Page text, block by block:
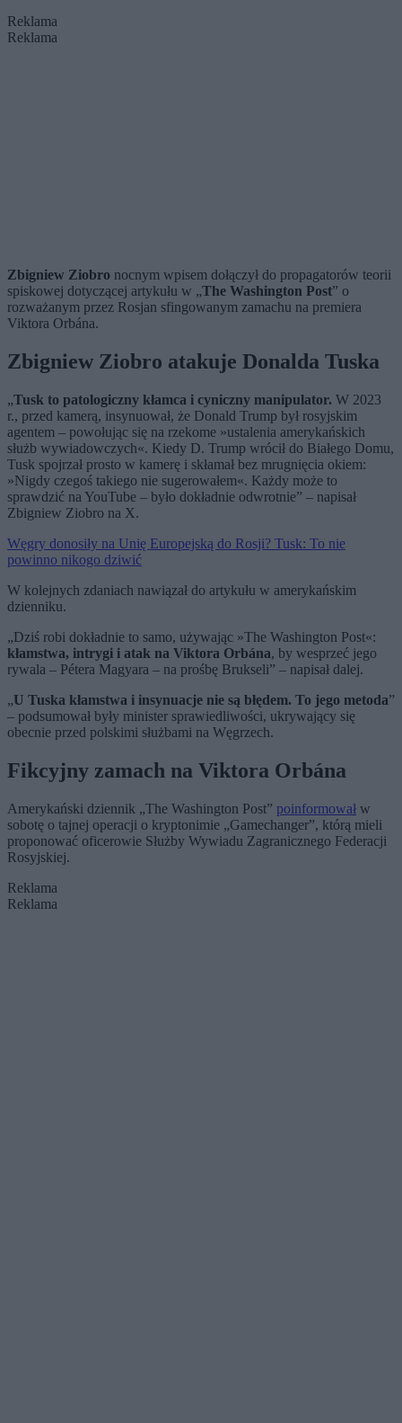
Reklama
Reklama
Zbigniew Ziobro nocnym wpisem dołączył do propagatorów teorii
spiskowej dotyczącej artykułu w „The Washington Post” o
rozważanym przez Rosjan sfingowanym zamachu na premiera
Viktora Orbána.
Zbigniew Ziobro atakuje Donalda Tuska
„Tusk to patologiczny kłamca i cyniczny manipulator. W 2023
r., przed kamerą, insynuował, że Donald Trump był rosyjskim
agentem – powołując się na rzekome »ustalenia amerykańskich
służb wywiadowczych«. Kiedy D. Trump wrócił do Białego Domu,
Tusk spojrzał prosto w kamerę i skłamał bez mrugnięcia okiem:
»Nigdy czegoś takiego nie sugerowałem«. Każdy może to
sprawdzić na YouTube – było dokładnie odwrotnie” – napisał
Zbigniew Ziobro na X.
Węgry donosiły na Unię Europejską do Rosji? Tusk: To nie
powinno nikogo dziwić
W kolejnych zdaniach nawiązał do artykułu w amerykańskim
dzienniku.
„Dziś robi dokładnie to samo, używając »The Washington Post«:
kłamstwa, intrygi i atak na Viktora Orbána, by wesprzeć jego
rywala – Pétera Magyara – na prośbę Brukseli” – napisał dalej.
„U Tuska kłamstwa i insynuacje nie są błędem. To jego metoda”
– podsumował były minister sprawiedliwości, ukrywający się
obecnie przed polskimi służbami na Węgrzech.
Fikcyjny zamach na Viktora Orbána
Amerykański dziennik „The Washington Post” poinformował w
sobotę o tajnej operacji o kryptonimie „Gamechanger”, którą mieli
proponować oficerowie Służby Wywiadu Zagranicznego Federacji
Rosyjskiej.
Reklama
Reklama